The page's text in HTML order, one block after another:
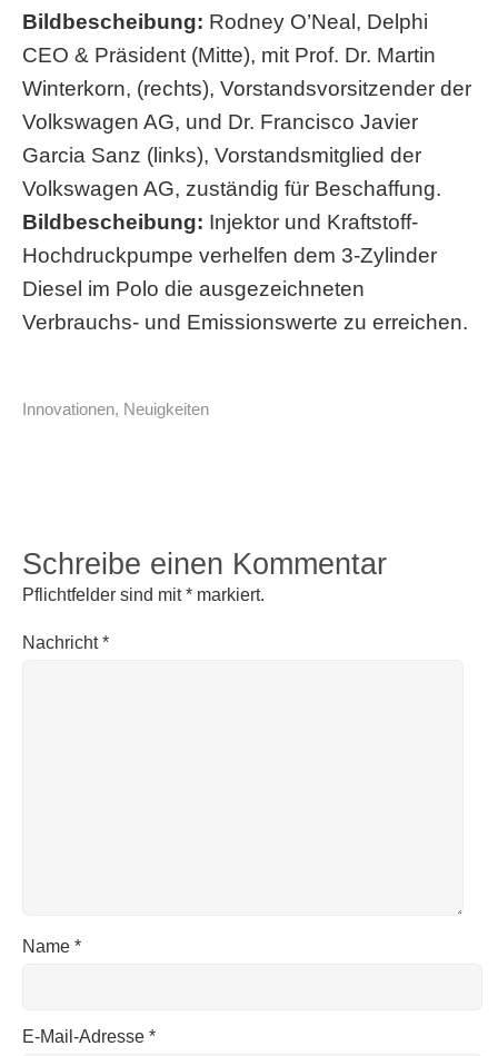
Bildbescheibung: Rodney O’Neal, Delphi
CEO & Präsident (Mitte), mit Prof. Dr. Martin
Winterkorn, (rechts), Vorstandsvorsit­zender der
Volkswagen AG, und Dr. Francisco Javier
Garcia Sanz (links), Vorstandsmitglied der
Volkswagen AG, zuständig für Beschaffung.
Bildbescheibung: Injektor und Kraftstoff-
Hochdruckpumpe verhelfen dem 3-Zylinder
Diesel im Polo die ausgezeichneten
Verbrauchs- und Emissionswerte zu erreichen.
Innovationen, Neuigkeiten
Schreibe einen Kommentar
Pflichtfelder sind mit* markiert.
Nachricht*
Name *
E-Mail-Adresse *